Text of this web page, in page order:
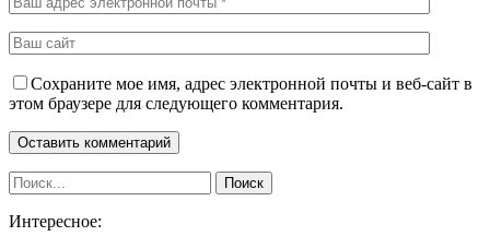
Сохраните мое имя, адрес электронной почты и веб-сайт в
этом браузере для следующего комментария.
Интересное: